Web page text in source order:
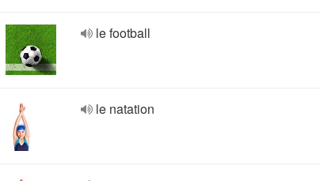
le football
le natation